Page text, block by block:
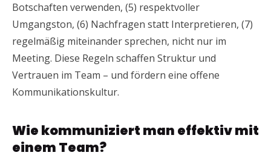
Botschaften verwenden, (5) respektvoller
Umgangston, (6) Nachfragen statt Interpretieren, (7)
regelmäßig miteinander sprechen, nicht nur im
Meeting. Diese Regeln schaffen Struktur und
Vertrauen im Team – und fördern eine offene
Kommunikationskultur.
Wie kommuniziert man effektiv mit
einem Team?